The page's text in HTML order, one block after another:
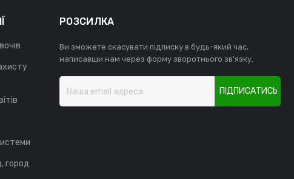
город
РОЗСИЛКА
Ви зможете скасувати підписку в будь-який час,
написавши нам через форму зворотнього зв'язку.
ПІДПИСАТИСЬ